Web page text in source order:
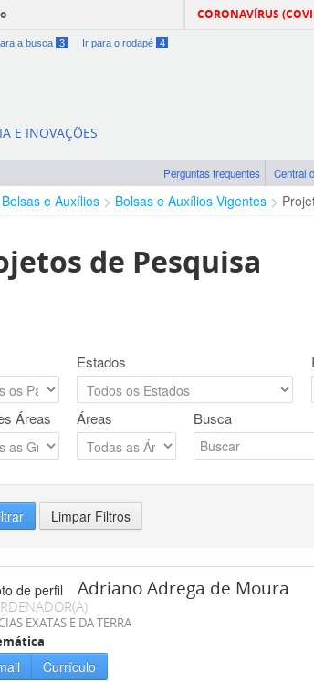
CORONAVÍRUS
a busca 3 Ir para o rodapé 4
E INOVAÇÕES
Perguntas frequentes Central
Bolsas e Auxílios Bolsas e Auxílios Vigentes
de Pesquisa
Estados
Áreas Áreas Busca
Limpar Filtros
Adriano Adrega de Moura
EXATAS E DA TERRA
Currículo